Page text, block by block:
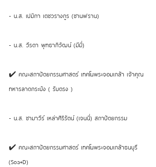
- น.ส. เปมิกา เตชวรางกูร (ซานฟราน)
- น.ส. วีรดา พุทธาภิวัฒน์ (มีมี่)
✔️ คณะสถาปัตยกรรมศาสตร์ เทคโนพระจอมเกล้า เจ้าคุณ
ทหารลาดกระบัง ( รับตรง )
- น.ส. ชามาวีร์ เหล่าศิริรัตน์ (เจนนี่) สถาปัตยกรรม
✔️ คณะสถาปัตยกรรมศาสตร์ เทคโนพระจอมเกล้าธนบุรี
(Soa+D)